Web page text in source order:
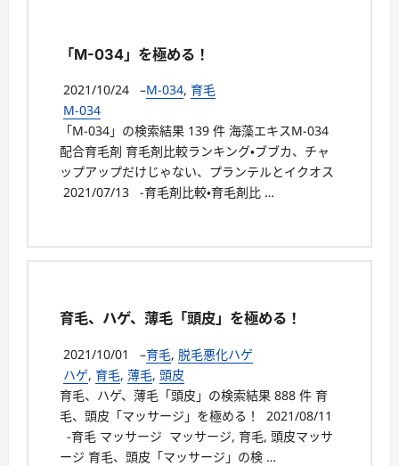
「M-034」を極める！
2021/10/24 –M-034, 育毛
M-034
「M-034」の検索結果 139 件 海藻エキスM-034
配合育毛剤 育毛剤比較ランキング・ブブカ、チャ
ップアップだけじゃない、プランテルとイクオス
2021/07/13 -育毛剤比較・育毛剤比 …
育毛、ハゲ、薄毛「頭皮」を極める！
2021/10/01 –育毛, 脱毛悪化ハゲ
ハゲ, 育毛, 薄毛, 頭皮
育毛、ハゲ、薄毛「頭皮」の検索結果 888 件 育
毛、頭皮「マッサージ」を極める！ 2021/08/11
-育毛 マッサージ マッサージ, 育毛, 頭皮マッサ
ージ 育毛、頭皮「マッサージ」の検 …